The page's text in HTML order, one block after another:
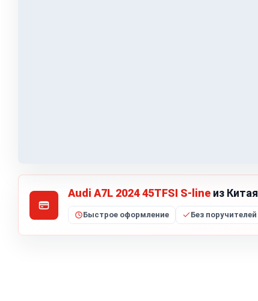
Audi A7L 2024 45TFSI S-line из
Быстрое оформление Без поручителей